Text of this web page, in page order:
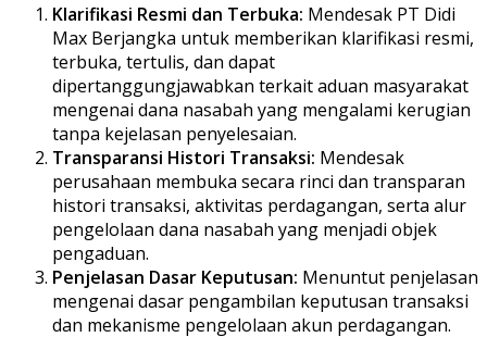
Klarifikasi Resmi dan Terbuka: Mendesak PT Didi
Max Berjangka untuk memberikan klarifikasi resmi,
terbuka, tertulis, dan dapat
dipertanggungjawabkan terkait aduan masyarakat
mengenai dana nasabah yang mengalami kerugian
tanpa kejelasan penyelesaian.
Transparansi Histori Transaksi: Mendesak
perusahaan membuka secara rinci dan transparan
histori transaksi, aktivitas perdagangan, serta alur
pengelolaan dana nasabah yang menjadi objek
pengaduan.
Penjelasan Dasar Keputusan: Menuntut penjelasan
mengenai dasar pengambilan keputusan transaksi
dan mekanisme pengelolaan akun perdagangan.